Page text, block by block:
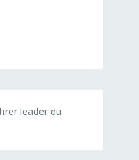
leader du